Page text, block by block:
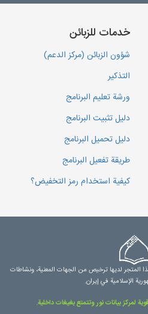
خدمات للزبائن
شؤون الزبائن (مركز الدعم)
التذكير
ورشة تعليم البرنامج
دليل تثبيت البرنامج
دليل تحميل البرنامج
طريقة تفعيل البرنامج
كيفية استخدام رمز التخفيض؟
المتجر لديها ترخيص من الجهات المعنية، ونشاطات
الإسلامية في إيران.
لمركز بيانات نور وتتمتع بغيغات داخلية.